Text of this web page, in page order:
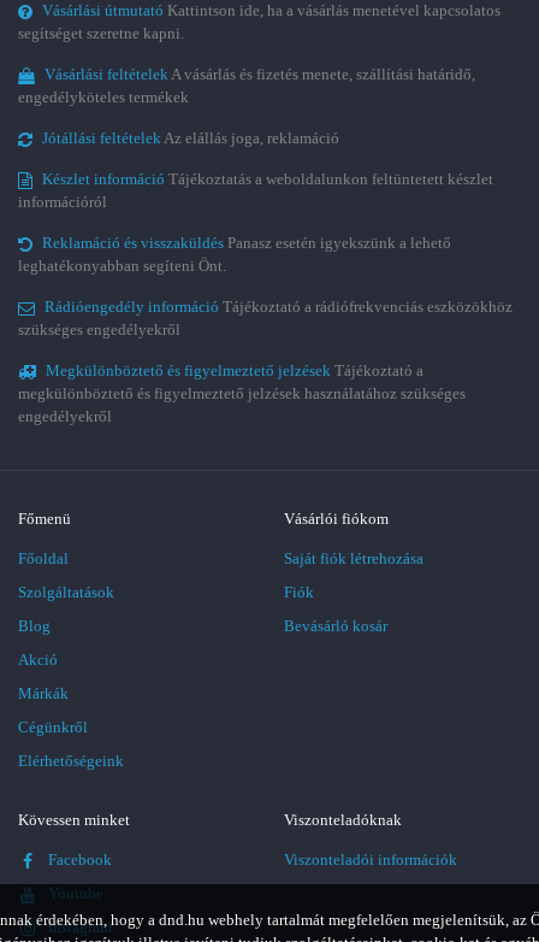
érdekében, hogy a dnd.hu webhely tartalmát megfelelően megjelenítsük, az
Vásárlási útmutató Kattintson ide, ha a vásárlás menetével kapcsolatos
segítséget szeretne kapni.
Vásárlási feltételekA vásárlás és fizetés menete, szállítási határidő,
engedélyköteles termékek
Jótállási feltételekAz elállás joga, reklamáció
Készlet információ Tájékoztatás a weboldalunkon feltüntetett készlet
információról
Reklamáció és visszaküldés Panasz esetén igyekszünk a lehető
leghatékonyabban segíteni Önt.
Rádióengedély információ Tájékoztató a rádiófrekvenciás eszközökhöz
szükséges engedélyekről
Megkülönböztető és figyelmeztető jelzések Tájékoztató a
megkülönböztető és figyelmeztető jelzések használatához szükséges
engedélyekről
Főmenü
Főoldal
Szolgáltatások
Blog
Akció
Márkák
Cégünkről
Elérhetőségeink
Vásárlói fiókom
Saját fiók létrehozása
Fiók
Bevásárló kosár
Kövessen minket
Facebook
Youtube
Instagram
Viszonteladóknak
Viszonteladói információk